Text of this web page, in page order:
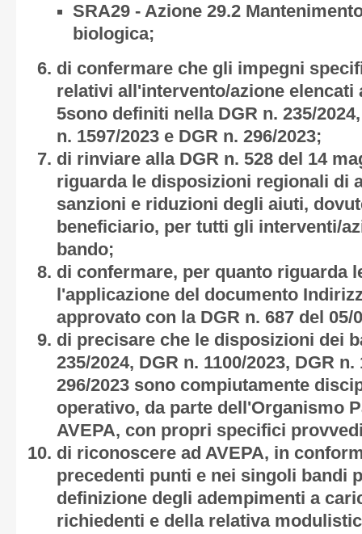
SRA29 - Azione 29.2
biologica;
di confermare che gli impegni
relativi all'intervento/azione elencati
5sono definiti nella DGR n. 235/
n. 1597/2023 e DGR n. 296/2023;
di rinviare alla DGR n. 528 del 14
riguarda le disposizioni regionali di
sanzioni e riduzioni degli aiuti,
beneficiario, per tutti gli interventi/
bando;
di confermare, per quanto riguarda
l'applicazione del documento
approvato con la DGR n. 687 del 05/
di precisare che le disposizioni dei
235/2024, DGR n. 1100/2023, DGR
296/2023 sono compiutamente
operativo, da parte dell'Organismo
AVEPA, con propri specifici
di riconoscere ad AVEPA, in
precedenti punti e nei singoli bandi
definizione degli adempimenti a
richiedenti e della relativa